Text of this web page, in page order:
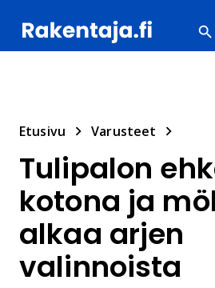
Etusivu Varusteet
Tulipalon
kotona ja
alkaa arjen
valinnoista